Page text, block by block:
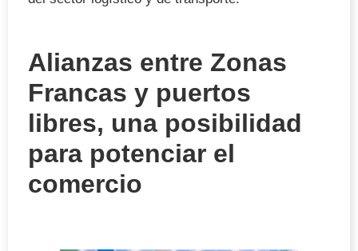
Alianzas entre Zonas
Francas y puertos
libres, una posibilidad
para potenciar el
comercio